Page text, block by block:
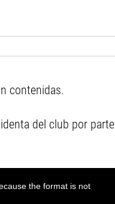
contenidas.
del club por parte